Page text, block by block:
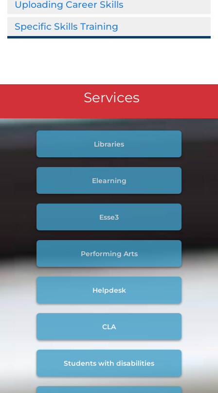
Uploading Career Skills
Specific Skills Training
Services
Libraries
Elearning
Esse3
Performing Arts
Helpdesk
CLA
Students with disabilities